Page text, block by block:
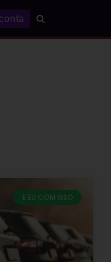
E EU COM ISSO